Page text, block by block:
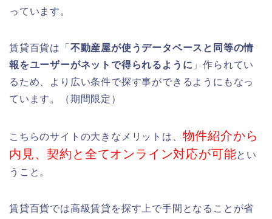
っています。
賃貸百貨は「 不動産屋が使うデータベースと同等の情
報をユーザーがネットで得られるように 」作られてい
るため、より広い条件で探す事ができるようにもなっ
ています。（期間限定）
こちらのサイトの大きなメリットは、 物件紹介から
内見、契約と全てオンライン対応が可能とい
うこと。
賃貸百貨では高級賃貸を探す上で手間となることが省